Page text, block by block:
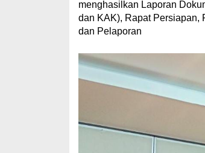
menghasilkan Laporan
dan KAK), Rapat Persiapan,
dan Pelaporan